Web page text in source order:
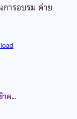
ารอบรม ค่าย
าค…